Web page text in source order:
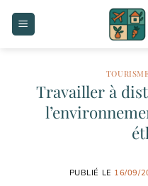
Travailler à
PUBLIÉ LE 16/09/